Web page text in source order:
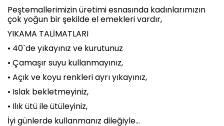
Peştemallerimizin üretimi esnasında kadınlarımızın
çok yoğun bir şekilde el emekleri vardır,
YIKAMA TALİMATLARI
• 40`de yıkayınız ve kurutunuz
• Çamaşır suyu kullanmayınız,
• Açık ve koyu renkleri ayrı yıkayınız,
• Islak bekletmeyiniz,
• Ilık ütü ile ütüleyiniz,
İyi günlerde kullanmanız dileğiyle...